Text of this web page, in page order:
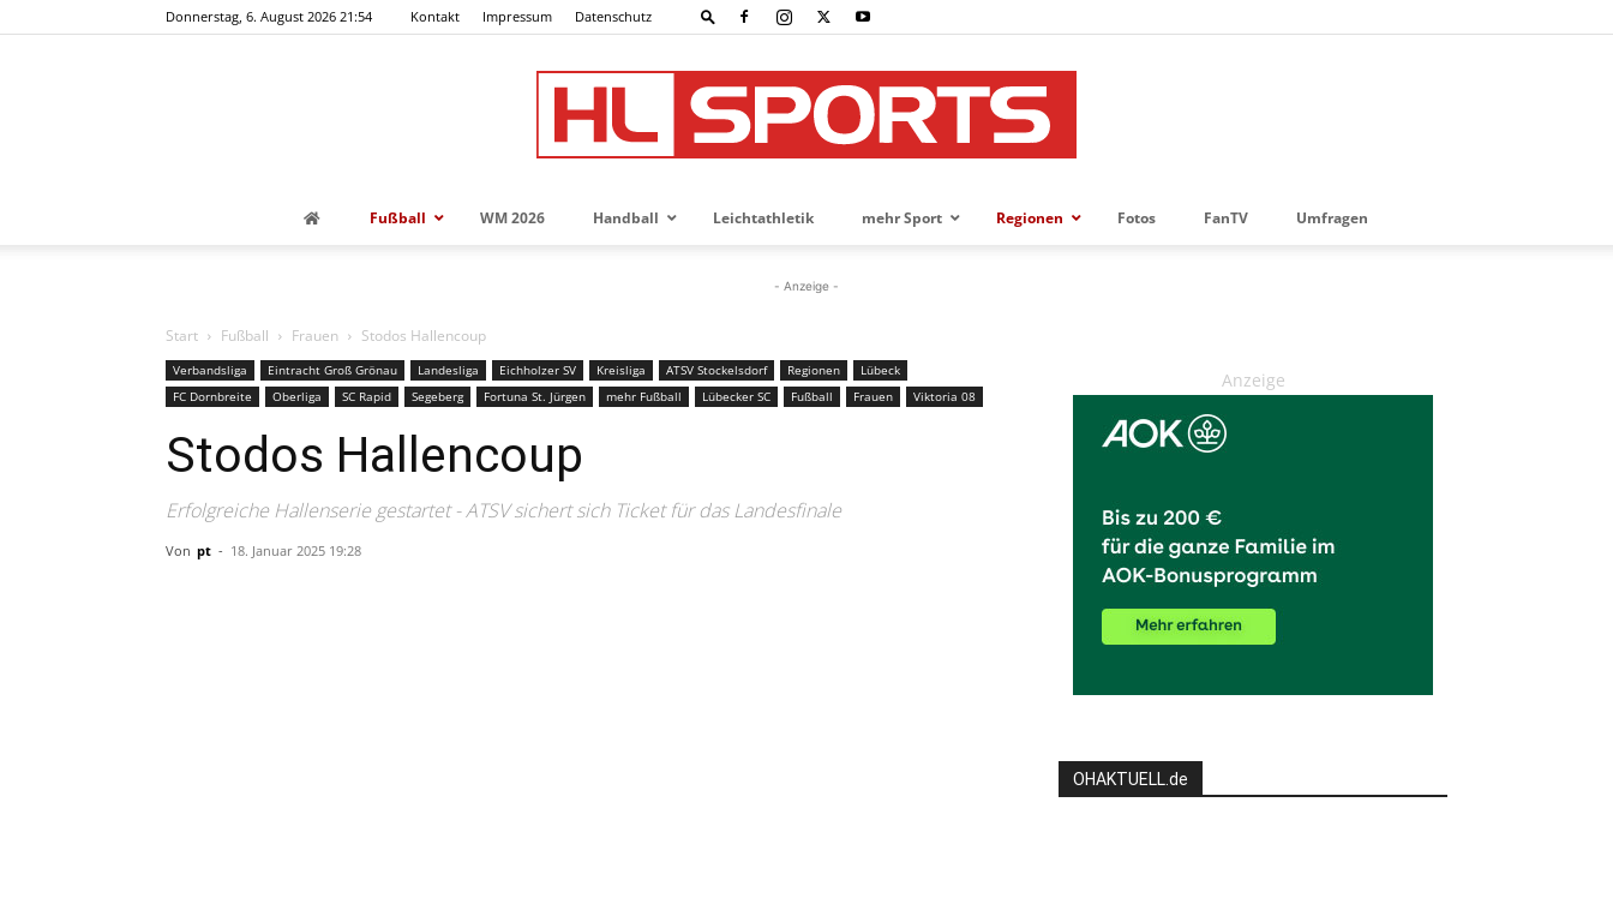
Donnerstag, 6. August 2026 21:54 Kontakt Impressum Datenschutz
SPORTS
Fußball WM 2026 Handball Leichtathletik mehr Sport Regionen Fotos FanTV Umfragen
- Anzeige -
Start Fußball Frauen Stodos Hallencoup
Verbandsliga Eintracht Groß Grönau Landesliga Eichholzer SV Kreisliga ATSV Stockelsdorf Regionen
Lübeck
FC Dornbreite
Oberliga SC Rapid Segeberg Fortuna St. Jürgen mehr Fußball Lübecker SC Fußball Frauen Viktoria 08
Stodos Hallencoup
Erfolgreiche Hallenserie gestartet - ATSV sichert sich Ticket für das Landesfinale
Von pt - 18. Januar 2025 19:28
Anzeige
OHAKTUELL.de